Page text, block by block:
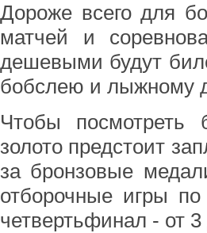
Дороже всего для
матчей и
дешевыми будут
бобслею и лыжному
Чтобы посмотреть
золото предстоит
за бронзовые
отборочные игры
четвертьфинал - от